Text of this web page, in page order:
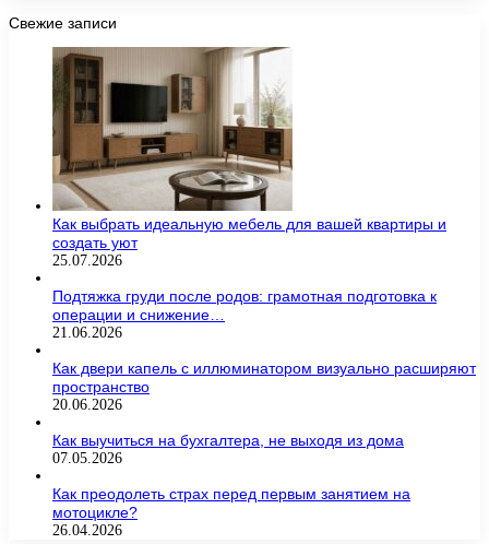
Свежие записи
Как выбрать идеальную мебель для вашей квартиры и
создать уют
25.07.2026
Подтяжка груди после родов: грамотная подготовка к
операции и снижение…
21.06.2026
Как двери капель с иллюминатором визуально расширяют
пространство
20.06.2026
Как выучиться на бухгалтера, не выходя из дома
07.05.2026
Как преодолеть страх перед первым занятием на
мотоцикле?
26.04.2026